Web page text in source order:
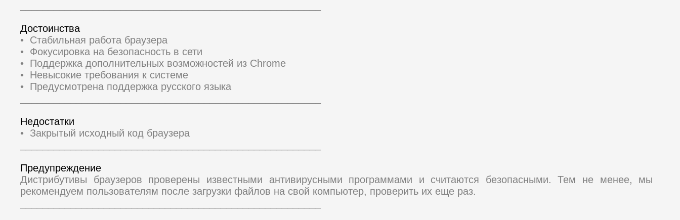
Достоинства
• Стабильная работа браузера
• Фокусировка на безопасность в сети
• Поддержка дополнительных возможностей из Chrome
• Невысокие требования к системе
• Предусмотрена поддержка русского языка
Недостатки
• Закрытый исходный код браузера
Предупреждение
Дистрибутивы браузеров проверены известными антивирусными программами и считаются безопасными. Тем не менее, мы
рекомендуем пользователям после загрузки файлов на свой компьютер, проверить их еще раз.